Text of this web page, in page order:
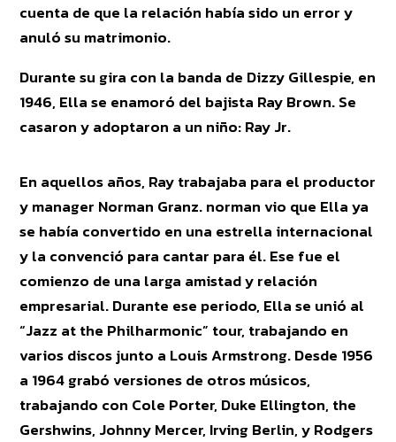
cuenta de que la relación había sido un error y
anuló su matrimonio.
Durante su gira con la banda de Dizzy Gillespie, en
1946, Ella se enamoró del bajista Ray Brown. Se
casaron y adoptaron a un niño: Ray Jr.
En aquellos años, Ray trabajaba para el productor
y manager Norman Granz. norman vio que Ella ya
se había convertido en una estrella internacional
y la convenció para cantar para él. Ese fue el
comienzo de una larga amistad y relación
empresarial. Durante ese periodo, Ella se unió al
“Jazz at the Philharmonic” tour, trabajando en
varios discos junto a Louis Armstrong. Desde 1956
a 1964 grabó versiones de otros músicos,
trabajando con Cole Porter, Duke Ellington, the
Gershwins, Johnny Mercer, Irving Berlin, y Rodgers